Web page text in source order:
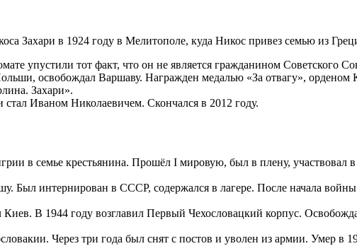
Захари в 1924 году в Мелитополе, куда Никос привез семью из
упустили тот факт, что он не является гражданином
освобождал Варшаву. Награжден медалью «За отвагу»,
Захари».
стал Иваном Николаевичем. Скончался в 2012 году.
в семье крестьянина. Прошёл I мировую, был в плену, участвовал в
Был интернирован в СССР, содержался в лагере. После начала войны
В 1944 году возглавил Первый Чехословацкий корпус.
Через три года был снят с постов и уволен из армии. Умер в